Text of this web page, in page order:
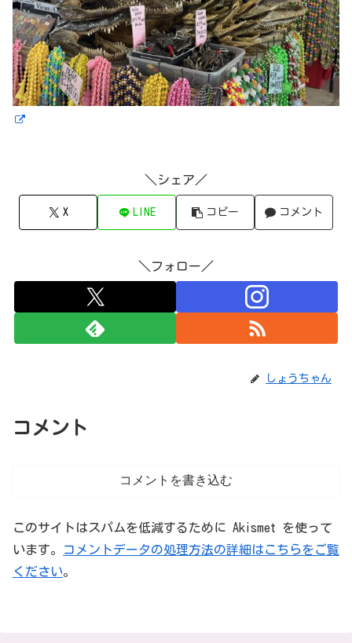
＼シェア／
X LINE コピー コメント
＼フォロー／
しょうちゃん
コメント
コメントを書き込む
このサイトはスパムを低減するために Akismet を使って
います。
コメントデータの処理方法の詳細はこちらをご覧
ください。